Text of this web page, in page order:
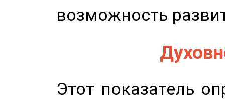
возможность
Этот показатель